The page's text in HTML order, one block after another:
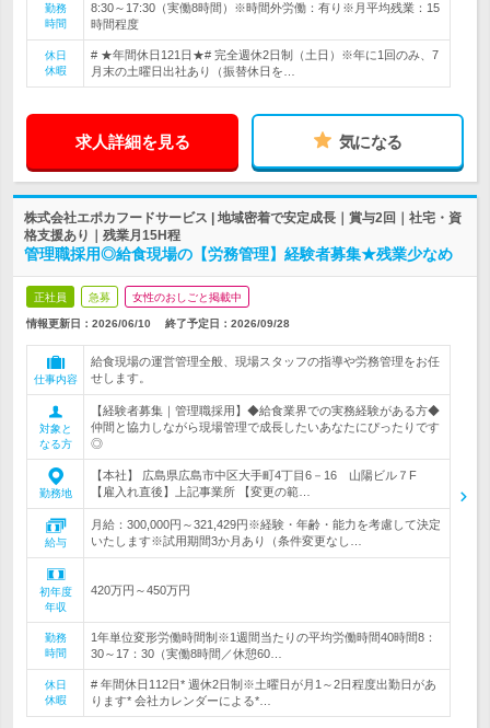
勤務
時間
8:30～17:30（実働8時間）※時間外労働：有り※月平均残業：15
時間程度
休日
休暇
# ★年間休日121日★# 完全週休2日制（土日）※年に1回のみ、7
月末の土曜日出社あり（振替休日を…
求人詳細を見る 気になる
株式会社エポカフードサービス | 地域密着で安定成長｜賞与2回｜社宅・資
格支援あり｜残業月15H程
管理職採用◎給食現場の【労務管理】経験者募集★残業少なめ
正社員 急募 女性のおしごと掲載中
情報更新日：2026/06/10 終了予定日： 2026/09/28
仕事内容
給食現場の運営管理全般、現場スタッフの指導や労務管理をお任
せします。
対象と
なる方
【経験者募集｜管理職採用】◆給食業界での実務経験がある方◆
仲間と協力しながら現場管理で成長したいあなたにぴったりです
◎
勤務地
【本社】 広島県広島市中区大手町4丁目6－16 山陽ビル７F
【雇入れ直後】上記事業所 【変更の範…
給与
月給：300,000円～321,429円※経験・年齢・能力を考慮して決定
いたします※試用期間3か月あり（条件変更なし…
初年度
年収
420万円～450万円
勤務
時間
1年単位変形労働時間制※1週間当たりの平均労働時間40時間8：
30～17：30（実働8時間／休憩60…
休日
休暇
# 年間休日112日* 週休2日制※土曜日が月1～2日程度出勤日があ
ります* 会社カレンダーによる*…